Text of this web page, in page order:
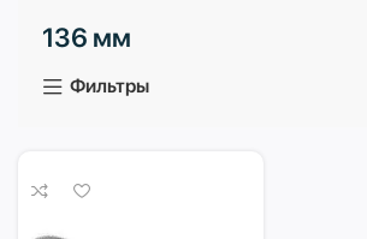
3 продукта
136 мм
Фильтры